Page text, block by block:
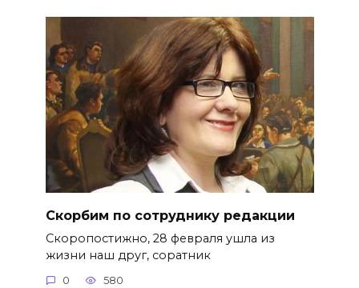
Скорбим по сотруднику редакции
Скоропостижно, 28 февраля ушла из
жизни наш друг, соратник
0 580